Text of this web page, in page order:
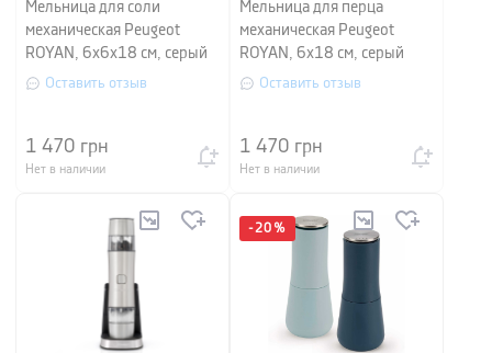
Мельница для соли
механическая Peugeot
ROYAN, 6x6x18 см, серый
Оставить отзыв
1 470 грн
Нет в наличии
Мельница для перца
механическая Peugeot
ROYAN, 6x18 см, серый
Оставить отзыв
1 470 грн
Нет в наличии
-20 %